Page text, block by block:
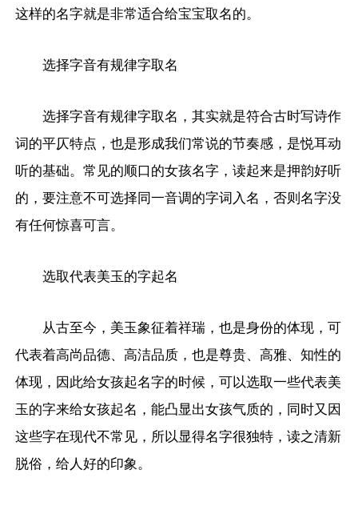
这样的名字就是非常适合给宝宝取名的。
选择字音有规律字取名
选择字音有规律字取名，其实就是符合古时写诗作
词的平仄特点，也是形成我们常说的节奏感，是悦耳动
听的基础。常见的顺口的女孩名字，读起来是押韵好听
的，要注意不可选择同一音调的字词入名，否则名字没
有任何惊喜可言。
选取代表美玉的字起名
从古至今，美玉象征着祥瑞，也是身份的体现，可
代表着高尚品德、高洁品质，也是尊贵、高雅、知性的
体现，因此给女孩起名字的时候，可以选取一些代表美
玉的字来给女孩起名，能凸显出女孩气质的，同时又因
这些字在现代不常见，所以显得名字很独特，读之清新
脱俗，给人好的印象。